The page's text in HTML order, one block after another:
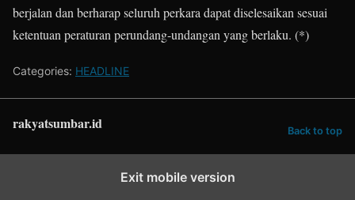
berjalan dan berharap seluruh perkara dapat diselesaikan sesuai
ketentuan peraturan perundang-undangan yang berlaku. (*)
Categories: HEADLINE
rakyatsumbar.id Back to top
Exit mobile version